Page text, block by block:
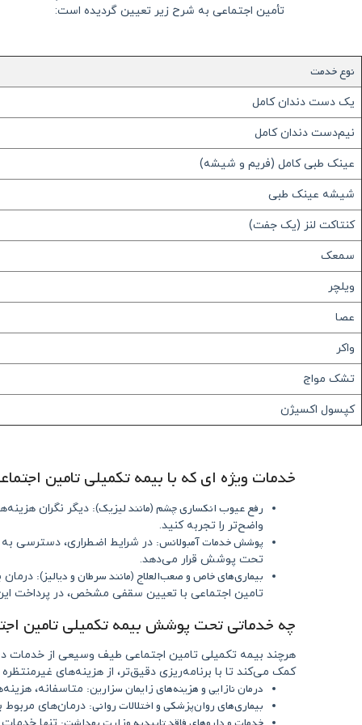
تأمین اجتماعی به شرح زیر تعیین گردیده است:
نوع خدمت
یک دست دندان کامل
نیم‌دست دندان کامل
عینک طبی کامل (فریم و شیشه)
شیشه عینک طبی
کنتاکت لنز (یک جفت)
سمعک
ویلچر
عصا
واکر
تشک مواج
کپسول اکسیژن
خدمات ویژه‌ ای که با بیمه تکمیلی تامین
رفع عیوب انکساری چشم (مانند لیزیک): دیگر نگران
واضح‌تر را تجربه کنید.
پوشش خدمات آمبولانس: در شرایط اضطراری، دسترسی
تحت پوشش قرار می‌دهد.
بیماری‌های خاص و صعب‌العلاج (مانند سرطان و دیالیز): درمان
تامین اجتماعی با تعیین سقفی مشخص، در پرداخت
چه خدماتی تحت پوشش بیمه تکمیلی تامین
هرچند بیمه تکمیلی تامین اجتماعی طیف وسیعی از خدمات
کمک می‌کند تا با برنامه‌ریزی دقیق‌تر، از هزینه‌های
درمان نازایی و هزینه‌های زایمان سزارین: متاسفانه،
بیماری‌های روان‌پزشکی و اختلالات روانی: درمان‌های مربوط